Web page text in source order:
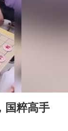
打新
”店
国粹高手